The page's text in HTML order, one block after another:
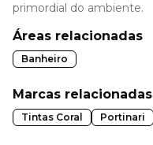
primordial do ambiente.
Áreas relacionadas
Banheiro
Marcas relacionadas
Tintas Coral Portinari